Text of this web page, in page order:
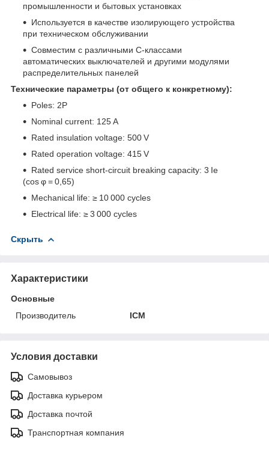
промышленности и бытовых установках
Используется в качестве изолирующего устройства
при техническом обслуживании
Совместим с различными C‑классами
автоматических выключателей и другими модулями
распределительных панелей
Технические параметры (от общего к конкретному):
Poles: 2P
Nominal current: 125 A
Rated insulation voltage: 500 V
Rated operation voltage: 415 V
Rated service short‑circuit breaking capacity: 3 Ie
(cos φ = 0,65)
Mechanical life: ≥ 10 000 cycles
Electrical life: ≥ 3 000 cycles
Скрыть
Характеристики
Основные
Производитель
ICM
Условия доставки
Самовывоз
Доставка курьером
Доставка почтой
Транспортная компания